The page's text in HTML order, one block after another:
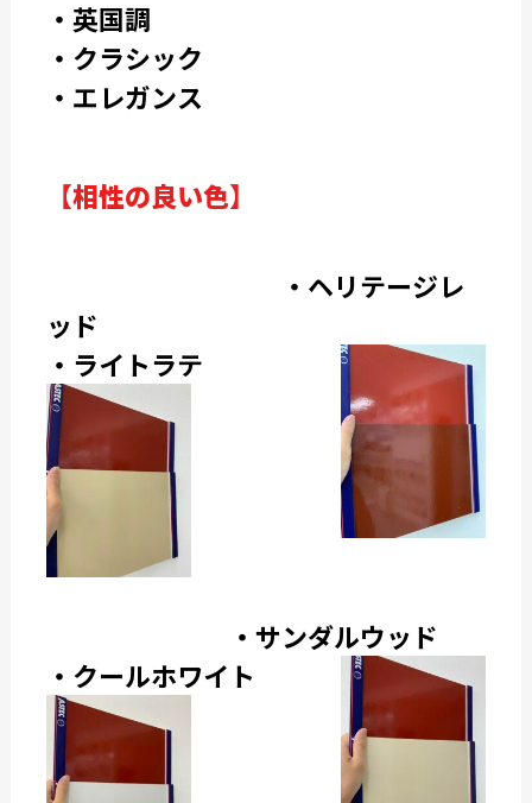
・英国調
・クラシック
・エレガンス
【相性の良い色】
・ヘリテージレ
ッド
・ライトラテ
・サンダルウッド
・クールホワイト